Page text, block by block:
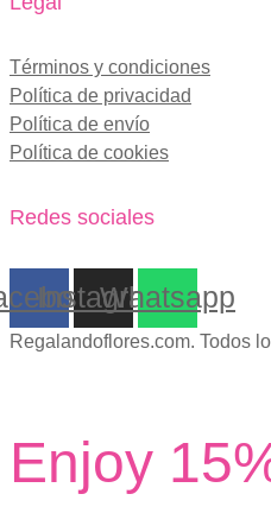
Términos y condiciones
Política de privacidad
Política de envío
Política de cookies
Redes sociales
Instagram
Whatsapp
Regalandoflores.com. Todos
Enjoy